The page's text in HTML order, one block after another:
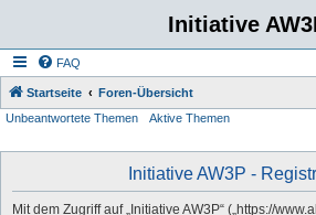
Initiative
FAQ
Startseite Foren-Übersicht
Unbeantwortete Themen
Aktive Themen
Initiative AW3P -
Mit dem Zugriff auf „Initiative AW3P“ („https://